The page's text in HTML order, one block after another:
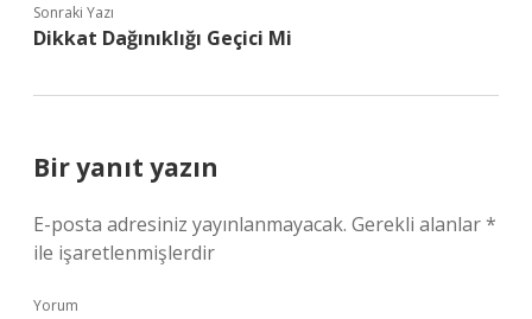
Sonraki Yazı
Dikkat Dağınıklığı Geçici Mi
Bir yanıt yazın
E-posta adresiniz yayınlanmayacak. Gerekli alanlar*
ile işaretlenmişlerdir
Yorum